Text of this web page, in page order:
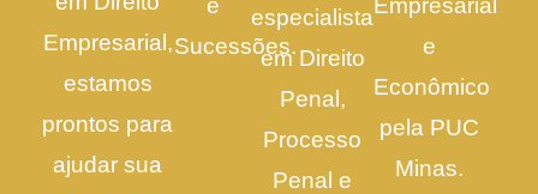
Empresarial,
estamos
prontos para
ajudar sua
e
Sucessões.
especialista
em Direito
Penal,
Processo
Penal e
Empresarial
e
Econômico
pela PUC
Minas.